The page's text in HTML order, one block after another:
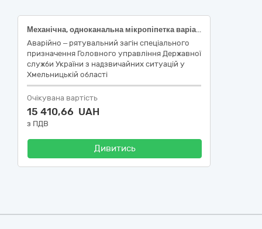
Механічна, одноканальна мікропіпетка варіабельного об'єму 100-1000 µl (мкл) за НК 024:2023: 42875 - Мікропіпетка механічна, НК 031:2024: W0503020199- Піпетки - інше, ДК:021:2015: 38437100-8 Піпетки; Механічна, одноканальна мікропіпетка варіабельного об'єму 10–100µl (мкл) за НК 024:2023: 42875 - Мікропіпетка механічна, НК 031:2024: W0503020199- Піпетки - інше, ДК:021:2015: 38437100-8 Піпетки Єдиного закупівельного словника
Аварійно – рятувальний загін спеціального
призначення Головного управління Державної
служби України з надзвичайних ситуацій у
Хмельницькій області
Очікувана вартість
15 410,66 UAH
з ПДВ
Дивитись